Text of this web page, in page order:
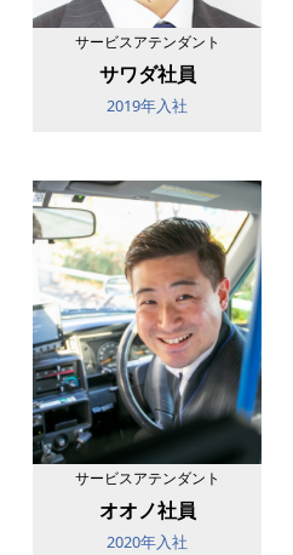
サービスアテンダント
サワダ社員
2019年入社
サービスアテンダント
オオノ社員
2020年入社